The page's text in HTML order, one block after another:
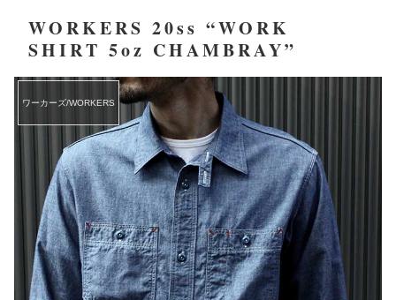
WORKERS 20ss “WORK
SHIRT 5oz CHAMBRAY”
ワーカーズ/WORKERS